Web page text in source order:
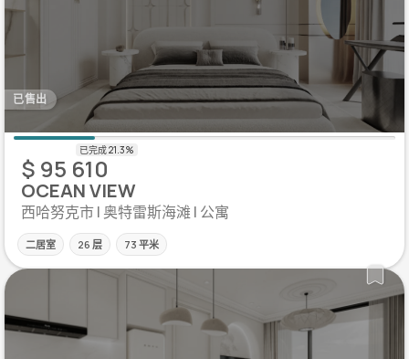
已售出
$ 95 610
OCEAN VIEW
西哈努克市 | 奥特雷斯海滩 | 公寓
二居室 26 层 73 平米